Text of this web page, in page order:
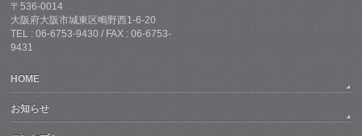
〒536-0014
大阪府大阪市城東区鴫野西1-6-20
TEL : 06-6753-9430 / FAX : 06-6753-
9431
HOME
お知らせ